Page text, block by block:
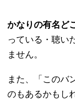
かなりの有名ど
っている・聴い
ません。
また、「このバ
のもあるかもし